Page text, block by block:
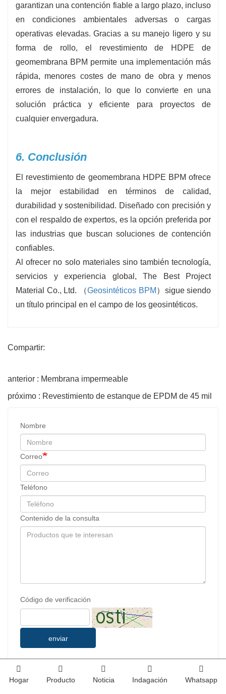
garantizan una contención fiable a largo plazo, incluso
en condiciones ambientales adversas o cargas
operativas elevadas. Gracias a su manejo ligero y su
forma de rollo, el revestimiento de HDPE de
geomembrana BPM permite una implementación más
rápida, menores costes de mano de obra y menos
errores de instalación, lo que lo convierte en una
solución práctica y eficiente para proyectos de
cualquier envergadura.
6. Conclusión
El revestimiento de geomembrana HDPE BPM ofrece
la mejor estabilidad en términos de calidad,
durabilidad y sostenibilidad. Diseñado con precisión y
con el respaldo de expertos, es la opción preferida por
las industrias que buscan soluciones de contención
confiables.
Al ofrecer no solo materiales sino también tecnología,
servicios y experiencia global, The Best Project
Material Co., Ltd. （Geosintéticos BPM ）sigue siendo
un título principal en el campo de los geosintéticos.
Compartir:
anterior : Membrana impermeable
próximo : Revestimiento de estanque de EPDM de 45 mil
Nombre
Correo
Teléfono
Contenido de la consulta
Código de verificación
enviar
Hogar Producto Noticia Indagación Whatsapp